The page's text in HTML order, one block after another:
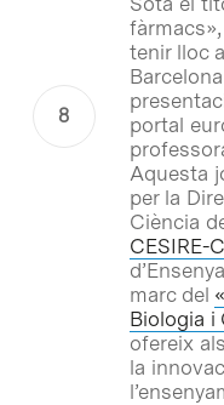
tenir lloc
portal
Aquesta
per la
Ciència
CESIRE-
marc del
Biologia i
ofereix
la